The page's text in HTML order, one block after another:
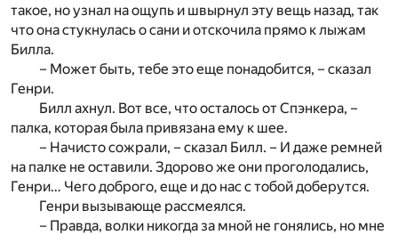
такое, но узнал на ощупь и швырнул эту вещь назад, так
что она стукнулась о сани и отскочила прямо к лыжам
Билла.
– Может быть, тебе это еще понадобится, – сказал
Генри.
Билл ахнул. Вот все, что осталось от Спэнкера, –
палка, которая была привязана ему к шее.
– Начисто сожрали, – сказал Билл. – И даже ремней
на палке не оставили. Здорово же они проголодались,
Генри… Чего доброго, еще и до нас с тобой доберутся.
Генри вызывающе рассмеялся.
– Правда, волки никогда за мной не гонялись, но мне